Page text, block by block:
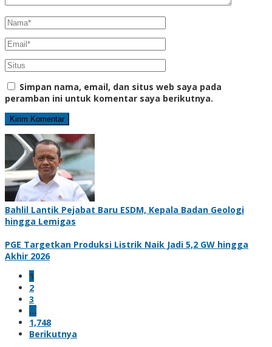
Simpan nama, email, dan situs web saya pada
peramban ini untuk komentar saya berikutnya.
Bahlil Lantik Pejabat Baru ESDM, Kepala Badan Geologi
hingga Lemigas
PGE Targetkan Produksi Listrik Naik Jadi 5,2 GW hingga
Akhir 2026
1
2
3
…
1,748
Berikutnya